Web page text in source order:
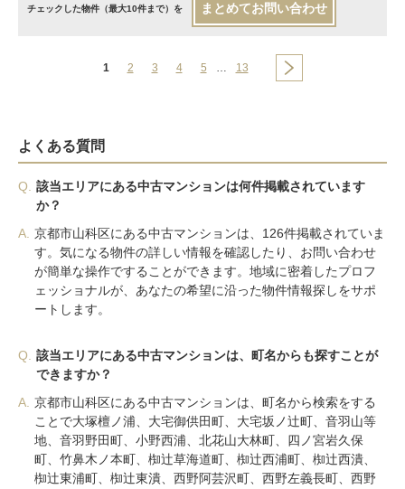
チェックした物件（最大10件まで）を まとめてお問い合わせ
1 2 3 4 5 … 13
よくある質問
Q.
該当エリアにある中古マンションは何件掲載されています
か？
A. 京都市山科区にある中古マンションは、126件掲載されていま
す。気になる物件の詳しい情報を確認したり、お問い合わせ
が簡単な操作ですることができます。地域に密着したプロフ
ェッショナルが、あなたの希望に沿った物件情報探しをサポ
ートします。
Q.
該当エリアにある中古マンションは、町名からも探すことが
できますか？
A. 京都市山科区にある中古マンションは、町名から検索をする
ことで大塚檀ノ浦、大宅御供田町、大宅坂ノ辻町、音羽山等
地、音羽野田町、小野西浦、北花山大林町、四ノ宮岩久保
町、竹鼻木ノ本町、椥辻草海道町、椥辻西浦町、椥辻西潰、
椥辻東浦町、椥辻東潰、西野阿芸沢町、西野左義長町、西野